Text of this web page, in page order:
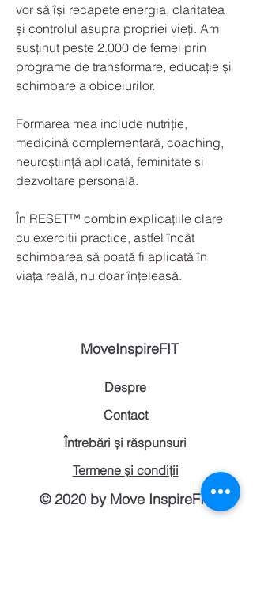
vor să își recapete energia, claritatea
și controlul asupra propriei vieți. Am
susținut peste 2.000 de femei prin
programe de transformare, educație și
schimbare a obiceiurilor.
Formarea mea include nutriție,
medicină complementară, coaching,
neuroștiință aplicată, feminitate și
dezvoltare personală.
În RESET™ combin explicațiile clare
cu exerciții practice, astfel încât
schimbarea să poată fi aplicată în
viața reală, nu doar înțeleasă.
MoveInspireFIT
Despre
Contact
Întrebări și răspunsuri
Termene și condiții
© 2020 by Move InspireFIT.